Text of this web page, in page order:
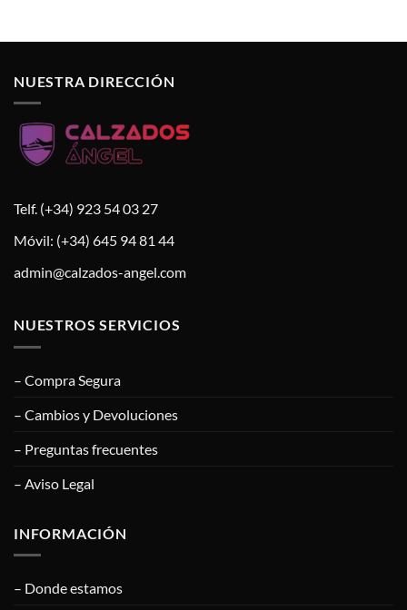
NUESTRA DIRECCIÓN
Telf. (+34) 923 54 03 27
Móvil: (+34) 645 94 81 44
admin@calzados-angel.com
NUESTROS SERVICIOS
– Compra Segura
– Cambios y Devoluciones
– Preguntas frecuentes
– Aviso Legal
INFORMACIÓN
– Donde estamos